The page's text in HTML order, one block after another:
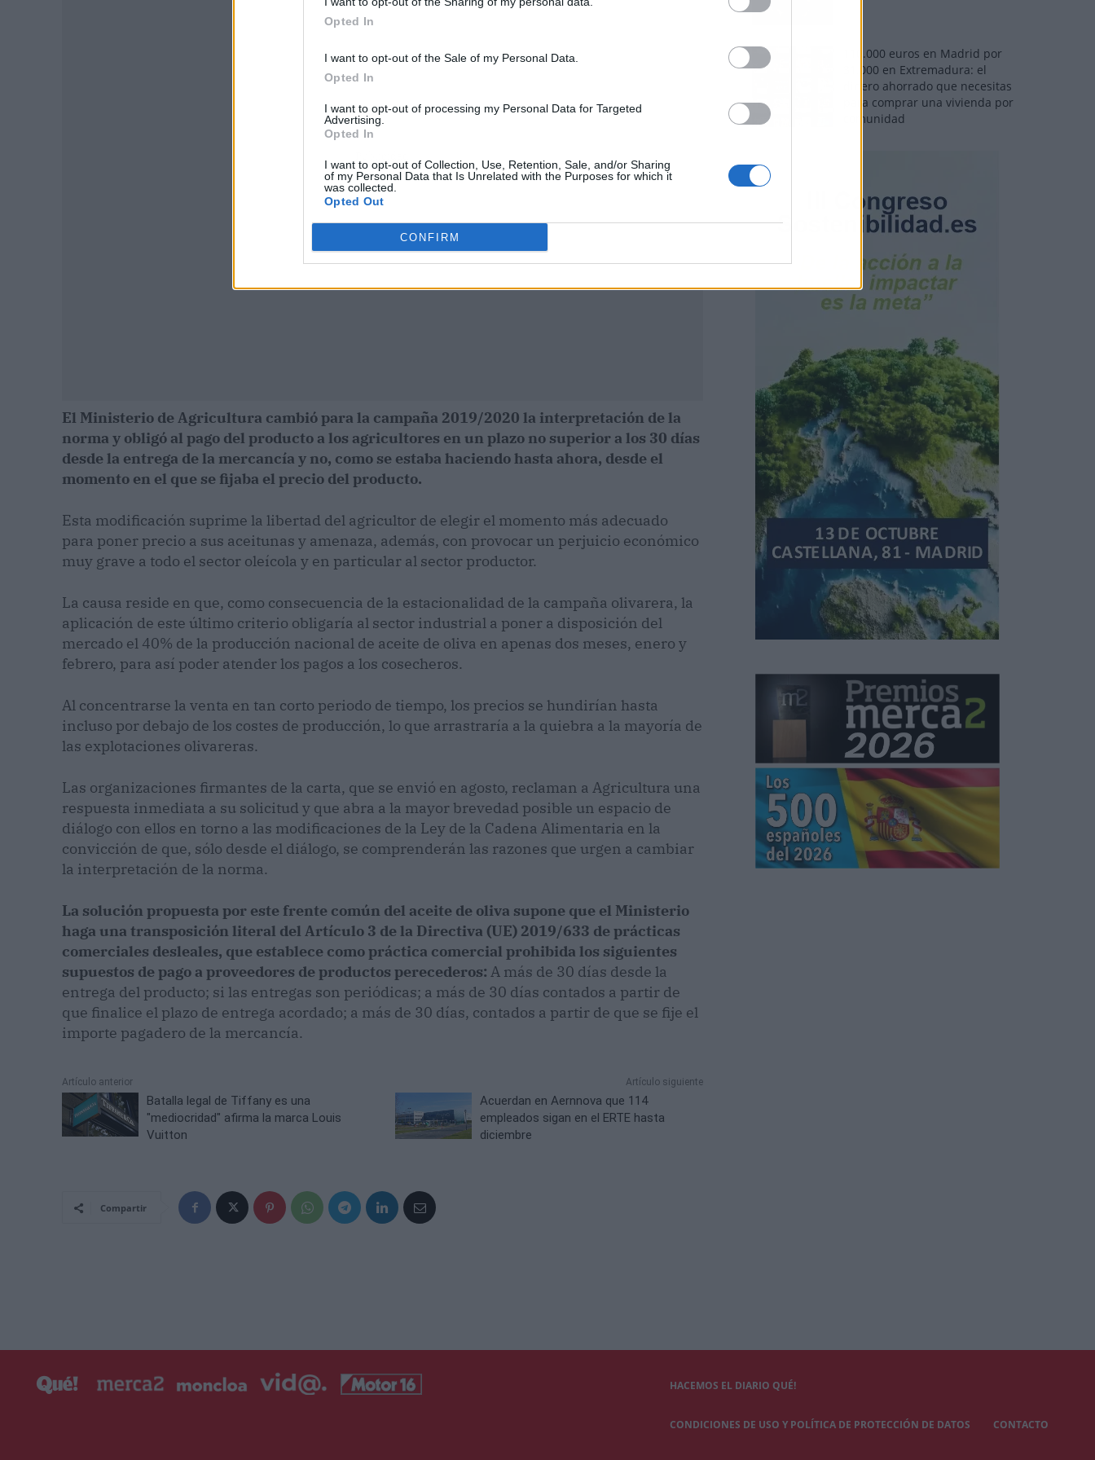
Opted In
I want to opt-out of the Sale of my Personal Data.
Opted In
I want to opt-out of processing my Personal Data for Targeted
Advertising.
Opted In
I want to opt-out of Collection, Use, Retention, Sale, and/or Sharing
of my Personal Data that Is Unrelated with the Purposes for which it
was collected.
Opted Out
CONFIRM
El Ministerio de Agricultura cambió para la campaña 2019/2020 la interpretación de la
norma y obligó al pago del producto a los agricultores en un plazo no superior a los 30 días
desde la entrega de la mercancía y no, como se estaba haciendo hasta ahora, desde el
momento en el que se fijaba el precio del producto.
Esta modificación suprime la libertad del agricultor de elegir el momento más adecuado
para poner precio a sus aceitunas y amenaza, además, con provocar un perjuicio económico
muy grave a todo el sector oleícola y en particular al sector productor.
La causa reside en que, como consecuencia de la estacionalidad de la campaña olivarera, la
aplicación de este último criterio obligaría al sector industrial a poner a disposición del
mercado el 40% de la producción nacional de aceite de oliva en apenas dos meses, enero y
febrero, para así poder atender los pagos a los cosecheros.
Al concentrarse la venta en tan corto periodo de tiempo, los precios se hundirían hasta
incluso por debajo de los costes de producción, lo que arrastraría a la quiebra a la mayoría de
las explotaciones olivareras.
Las organizaciones firmantes de la carta, que se envió en agosto, reclaman a Agricultura una
respuesta inmediata a su solicitud y que abra a la mayor brevedad posible un espacio de
diálogo con ellos en torno a las modificaciones de la Ley de la Cadena Alimentaria en la
convicción de que, sólo desde el diálogo, se comprenderán las razones que urgen a cambiar
la interpretación de la norma.
La solución propuesta por este frente común del aceite de oliva supone que el Ministerio
haga una transposición literal del Artículo 3 de la Directiva (UE) 2019/633 de prácticas
comerciales desleales, que establece como práctica comercial prohibida los siguientes
supuestos de pago a proveedores de productos perecederos: A más de 30 días desde la
entrega del producto; si las entregas son periódicas; a más de 30 días contados a partir de
que finalice el plazo de entrega acordado; a más de 30 días, contados a partir de que se fije el
importe pagadero de la mercancía.
Artículo anterior
Batalla legal de Tiffany es una
"mediocridad" afirma la marca Louis
Vuitton
Artículo siguiente
Acuerdan en Aernnova que 114
empleados sigan en el ERTE hasta
diciembre
Compartir
110.000 euros en Madrid por
31.000 en Extremadura: el
dinero ahorrado que necesitas
para comprar una vivienda por
comunidad
HACEMOS EL DIARIO QUÉ!
CONDICIONES DE USO Y POLÍTICA DE PROTECCIÓN DE DATOS CONTACTO